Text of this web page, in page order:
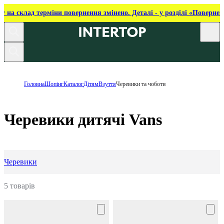
на склад терміни повернення змінено. Деталі - у розділі
ГоловнаШопінгКаталогДітямВзуттяЧеревики та чоботи
Черевики дитячі Vans
Черевики
5 товарів